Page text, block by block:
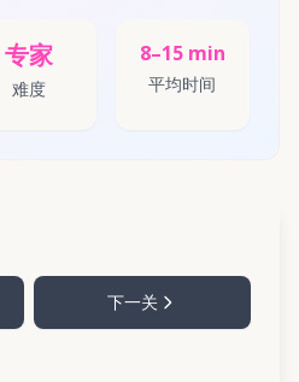
专家
难度
8–15 min
平均时间
下一关